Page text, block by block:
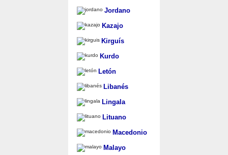
Jordano
Kazajo
Kirguís
Kurdo
Letón
Libanés
Lingala
Lituano
Macedonio
Malayo